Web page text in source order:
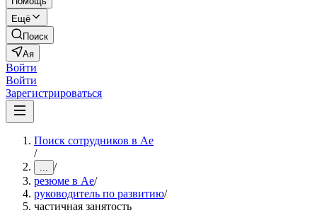
Ещё
Поиск
Ая
Войти
Войти
Зарегистрироваться
Поиск сотрудников в Ае
/
... /
резюме в Ае/
руководитель по развитию/
частичная занятость